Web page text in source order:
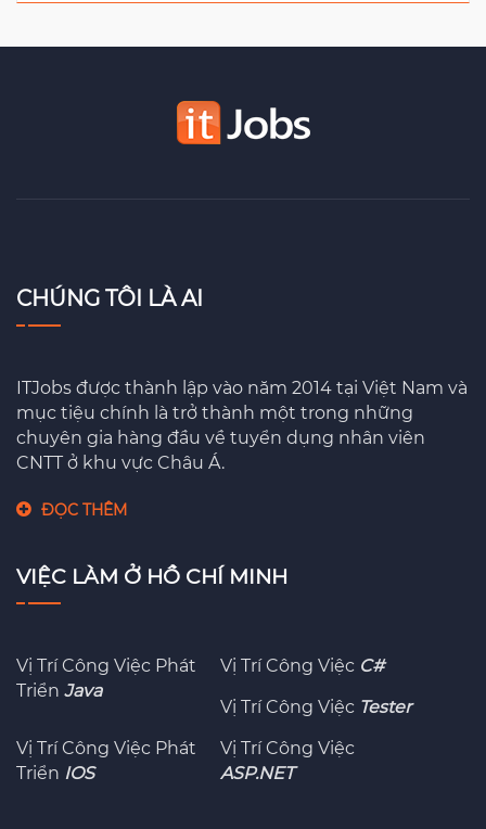
CHÚNG TÔI LÀ AI
ITJobs được thành lập vào năm 2014 tại Việt Nam và
mục tiệu chính là trở thành một trong những
chuyên gia hàng đầu về tuyển dụng nhân viên
CNTT ở khu vực Châu Á.
ĐỌC THÊM
VIỆC LÀM Ở HỒ CHÍ MINH
Vị Trí Công Việc Phát
Triển Java
Vị Trí Công Việc C#
Vị Trí Công Việc Tester
Vị Trí Công Việc Phát
Triển IOS
Vị Trí Công Việc
ASP.NET